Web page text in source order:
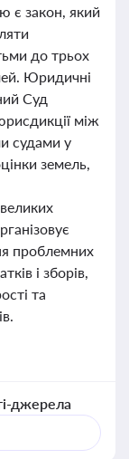
є закон, який
до трьох
Юридичні
Суд
між
судами у
земель,
проблемних
і зборів,
та
джерела